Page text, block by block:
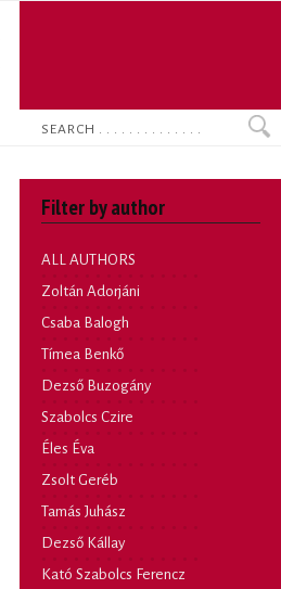
Search
Filter by author
ALL AUTHORS
Zoltán Adorjáni
Csaba Balogh
Tímea Benkő
Dezső Buzogány
Szabolcs Czire
Éles Éva
Zsolt Geréb
Tamás Juhász
Dezső Kállay
Kató Szabolcs Ferencz